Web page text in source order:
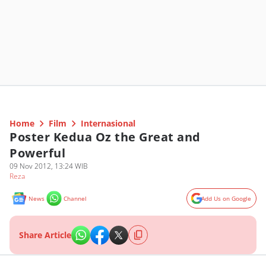
Home Film Internasional
Poster Kedua Oz the Great and
Powerful
09 Nov 2012, 13:24 WIB
Reza
News Channel Add Us on Google
Share Article